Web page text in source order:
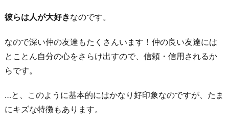
5.
連
絡
メ
2.
彼らは人が大好きなのです。
なので深い仲の友達もたくさんいます！仲の良い友達には
とことん自分の心をさらけ出すので、信頼・信用されるか
らです。
…と、このように基本的にはかなり好印象なのですが、たま
にキズな特徴もあります。